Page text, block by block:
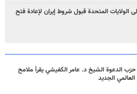
الولايات المتحدة قبول شروط إيران لإعادة فتح
الدعوة الشيخ د. عامر الكفيشي يقرأ ملامح
العالمي الجديد